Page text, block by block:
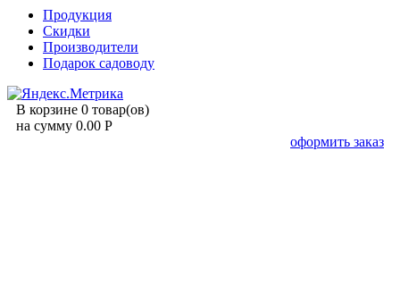
Продукция
Скидки
Производители
Подарок садоводу
В корзине 0 товар(ов)
на сумму 0.00 Р
оформить заказ